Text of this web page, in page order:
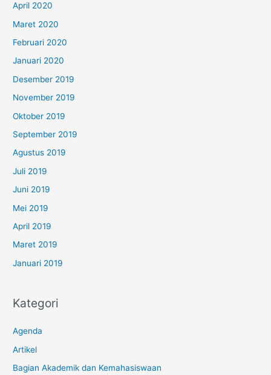
April 2020
Maret 2020
Februari 2020
Januari 2020
Desember 2019
November 2019
Oktober 2019
September 2019
Agustus 2019
Juli 2019
Juni 2019
Mei 2019
April 2019
Maret 2019
Januari 2019
Kategori
Agenda
Artikel
Bagian Akademik dan Kemahasiswaan